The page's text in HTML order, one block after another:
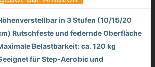
in 3 Stufen (10/15/20
Rutschfeste und federnde Oberfläche
Belastbarkeit: ca. 120 kg
für Step-Aerobic und